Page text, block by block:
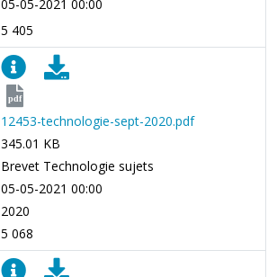
05-05-2021 00:00
5 405
pdf
12453-technologie-sept-2020.pdf
345.01 KB
Brevet Technologie sujets
05-05-2021 00:00
2020
5 068